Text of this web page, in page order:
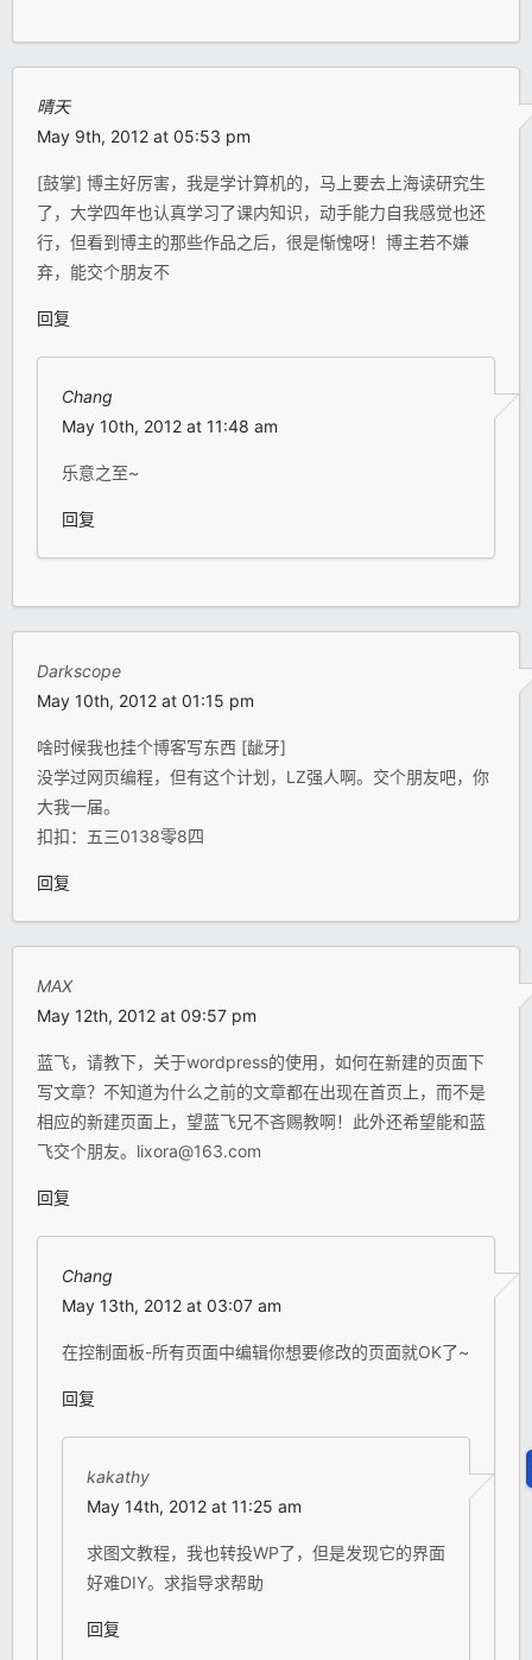
晴天
May 9th, 2012 at 05:53 pm
[鼓掌] 博主好厉害，我是学计算机的，马上要去上海读研究生
了，大学四年也认真学习了课内知识，动手能力自我感觉也还
行，但看到博主的那些作品之后，很是惭愧呀！博主若不嫌
弃，能交个朋友不
回复
Chang
May 10th, 2012 at 11:48 am
乐意之至~
回复
Darkscope
May 10th, 2012 at 01:15 pm
啥时候我也挂个博客写东西 [龇牙]
没学过网页编程，但有这个计划，LZ强人啊。交个朋友吧，你
大我一届。
扣扣：五三0138零8四
回复
MAX
May 12th, 2012 at 09:57 pm
蓝飞，请教下，关于wordpress的使用，如何在新建的页面下
写文章？不知道为什么之前的文章都在出现在首页上，而不是
相应的新建页面上，望蓝飞兄不吝赐教啊！此外还希望能和蓝
飞交个朋友。lixora@163.com
回复
Chang
May 13th, 2012 at 03:07 am
在控制面板-所有页面中编辑你想要修改的页面就OK了~
回复
kakathy
May 14th, 2012 at 11:25 am
求图文教程，我也转投WP了，但是发现它的界面
好难DIY。求指导求帮助
回复